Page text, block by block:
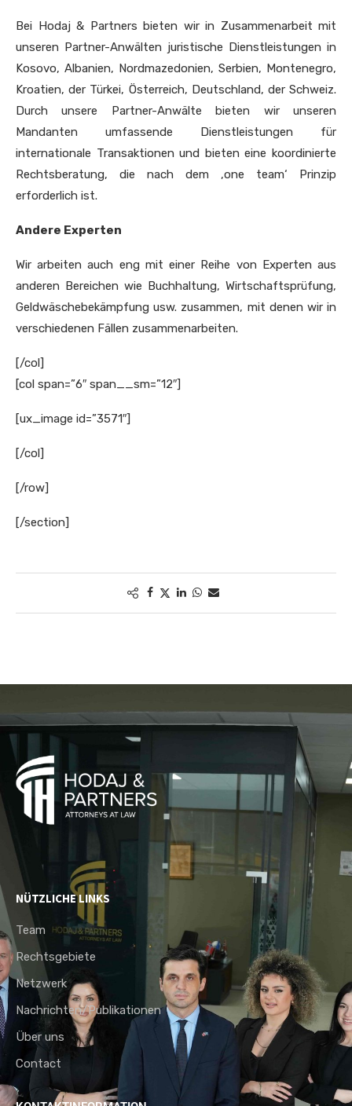
Bei Hodaj & Partners bieten wir in Zusammenarbeit mit
unseren Partner-Anwälten juristische Dienstleistungen in
Kosovo, Albanien, Nordmazedonien, Serbien, Montenegro,
Kroatien, der Türkei, Österreich, Deutschland, der Schweiz.
Durch unsere Partner-Anwälte bieten wir unseren
Mandanten umfassende Dienstleistungen für
internationale Transaktionen und bieten eine koordinierte
Rechtsberatung, die nach dem ‚one team‘ Prinzip
erforderlich ist.
Andere Experten
Wir arbeiten auch eng mit einer Reihe von Experten aus
anderen Bereichen wie Buchhaltung, Wirtschaftsprüfung,
Geldwäschebekämpfung usw. zusammen, mit denen wir in
verschiedenen Fällen zusammenarbeiten.
[/col]
[col span=”6″ span__sm=”12″]
[ux_image id=”3571″]
[/col]
[/row]
[/section]
NÜTZLICHE LINKS
Team
Rechtsgebiete
Netzwerk
Nachrichten/Publikationen
Über uns
Contact